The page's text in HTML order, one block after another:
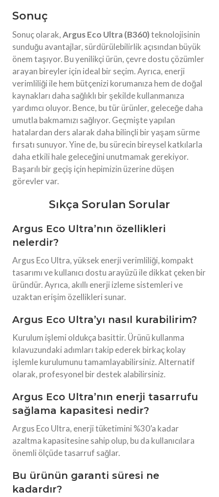
Sonuç
Sonuç olarak,Argus Eco Ultra (B360)teknolojisinin
sunduğu avantajlar, sürdürülebilirlik açısından büyük
önem taşıyor. Bu yenilikçi ürün, çevre dostu çözümler
arayan bireyler için ideal bir seçim. Ayrıca, enerji
verimliliği ile hem bütçenizi korumanıza hem de doğal
kaynakları daha sağlıklı bir şekilde kullanmanıza
yardımcı oluyor. Bence, bu tür ürünler, geleceğe daha
umutla bakmamızı sağlıyor. Geçmişte yapılan
hatalardan ders alarak daha bilinçli bir yaşam sürme
fırsatı sunuyor. Yine de, bu sürecin bireysel katkılarla
daha etkili hale geleceğini unutmamak gerekiyor.
Başarılı bir geçiş için hepimizin üzerine düşen
görevler var.
Sıkça Sorulan Sorular
Argus Eco Ultra’nın özellikleri
nelerdir?
Argus Eco Ultra, yüksek enerji verimliliği, kompakt
tasarımı ve kullanıcı dostu arayüzü ile dikkat çeken bir
üründür. Ayrıca, akıllı enerji izleme sistemleri ve
uzaktan erişim özellikleri sunar.
Argus Eco Ultra’yı nasıl kurabilirim?
Kurulum işlemi oldukça basittir. Ürünü kullanma
kılavuzundaki adımları takip ederek birkaç kolay
işlemle kurulumunu tamamlayabilirsiniz. Alternatif
olarak, profesyonel bir destek alabilirsiniz.
Argus Eco Ultra’nın enerji tasarrufu
sağlama kapasitesi nedir?
Argus Eco Ultra, enerji tüketimini %30’a kadar
azaltma kapasitesine sahip olup, bu da kullanıcılara
önemli ölçüde tasarruf sağlar.
Bu ürünün garanti süresi ne
kadardır?